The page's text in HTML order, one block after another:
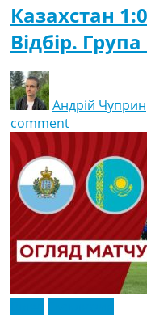
Казахстан
Відбір.
Андрій Чуприн
comment